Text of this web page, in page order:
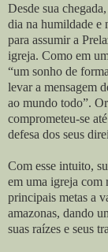
Desde sua
dia na humildade e
para assumir a
igreja. Como em
“um sonho de
levar a mensagem
ao mundo todo”.
comprometeu-se
defesa dos seus
Com esse intuito,
em uma igreja com
principais metas a
amazonas, dando
suas raízes e seus